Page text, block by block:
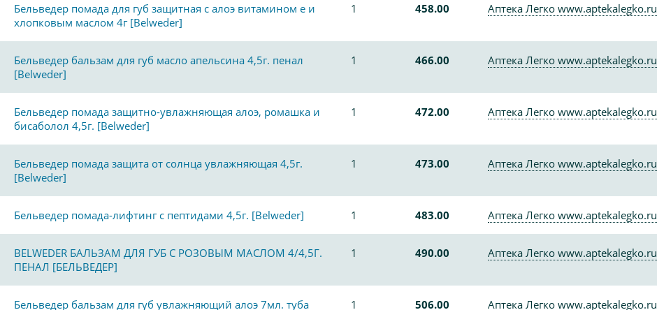
Бельведер помада для губ защитная с алоэ витамином е и
хлопковым маслом 4г [Belweder]
1 458.00 Аптека Легко www.aptekalegko.ru
Бельведер бальзам для губ масло апельсина 4,5г. пенал
[Belweder]
1 466.00 Аптека Легко www.aptekalegko.ru
Бельведер помада защитно-увлажняющая алоэ, ромашка и
бисаболол 4,5г. [Belweder]
1 472.00 Аптека Легко www.aptekalegko.ru
Бельведер помада защита от солнца увлажняющая 4,5г.
[Belweder]
1 473.00 Аптека Легко www.aptekalegko.ru
Бельведер помада-лифтинг с пептидами 4,5г. [Belweder] 1 483.00 Аптека Легко www.aptekalegko.ru
BELWEDER БАЛЬЗАМ ДЛЯ ГУБ С РОЗОВЫМ МАСЛОМ 4/4,5Г.
ПЕНАЛ [БЕЛЬВЕДЕР]
1 490.00 Аптека Легко www.aptekalegko.ru
Бельведер бальзам для губ увлажняющий алоэ 7мл. туба 1 506.00 Аптека Легко www.aptekalegko.ru